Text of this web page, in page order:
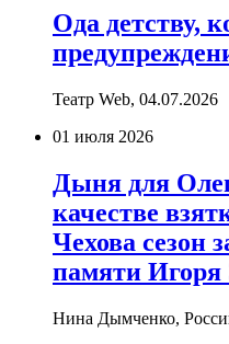
Ода детству,
Театр Web, 04.07.2026
01 июля 2026
Дыня для
качестве
Чехова сезон
памяти Игоря
Нина Дымченко,